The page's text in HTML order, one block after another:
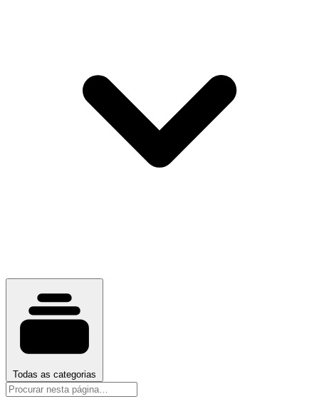
Todas as categorias